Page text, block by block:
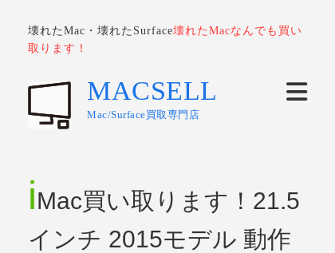
壊れたMac・壊れたSurface壊れたMacなんでも買い
取ります！
MACSELL
Mac/Surface買取専門店
iMac買い取ります！21.5
インチ 2015モデル 動作